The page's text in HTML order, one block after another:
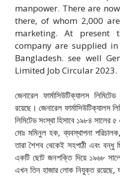
manpower. There are
there, of whom 2,000
marketing. At present
company are supplied
Bangladesh. see well
Limited Job Circular 2023.
জেনারেল ফার্মাসিউটিক্যালস
রয়েছে। জেনারেল ফার্মাসিউটিক্যালস
লিমিটেড সংস্থা হিসাবে ১৯৮৪
মোঃ মমিনুল হক, ব্যবস্থাপনা
তারা শৈশব থেকেই সহপাঠী এবং
একটি ছোট জনশক্তি দিয়ে ১৯৬৮
এখন তিন হাজার লোক নিযুক্ত রয়েছে,